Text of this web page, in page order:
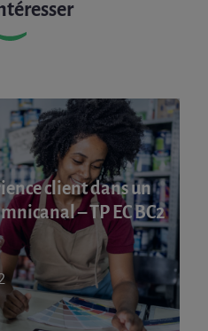
client dans un
– TP EC BC2